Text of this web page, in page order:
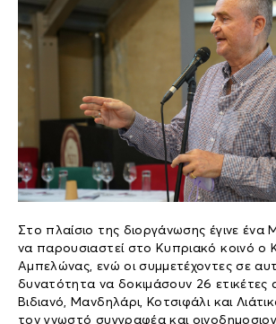
Στο πλαίσιο της διοργάνωσης έγινε ένα
να παρουσιαστεί στο Κυπριακό κοινό ο
Αμπελώνας, ενώ οι συμμετέχοντες σε
δυνατότητα να δοκιμάσουν 26 ετικέτες
Βιδιανό, Μανδηλάρι, Κοτσιφάλι και
τον γνωστό συγγραφέα και